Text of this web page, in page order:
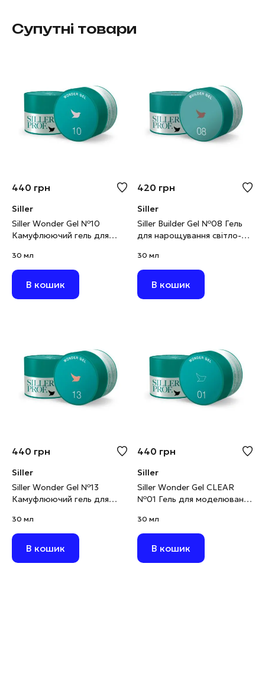
Супутні товари
440 грн
Siller
Siller Wonder Gel №10
Камуфлюючий гель для
хмара, 30 мл
30 мл
В кошик
420 грн
Siller
Siller Builder Gel №08 Гель
для нарощування світло-
30 мл
В кошик
440 грн
Siller
Siller Wonder Gel №13
Камуфлюючий гель для
30 мл
30 мл
В кошик
440 грн
Siller
Siller Wonder Gel CLEAR
№01 Гель для моделювання
30 мл
В кошик